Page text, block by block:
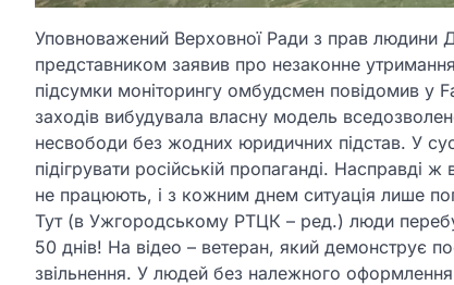
Уповноважений Верховної Ради з прав людини
представником заявив про незаконне
підсумки моніторингу омбудсмен повідомив у
заходів вибудувала власну модель
несвободи без жодних юридичних підстав. У
підігрувати російській пропаганді. Насправді
не працюють, і з кожним днем ситуація лише
Тут (в Ужгородському РТЦК – ред.) люди
50 днів! На відео – ветеран, який демонструє
звільнення. У людей без належного